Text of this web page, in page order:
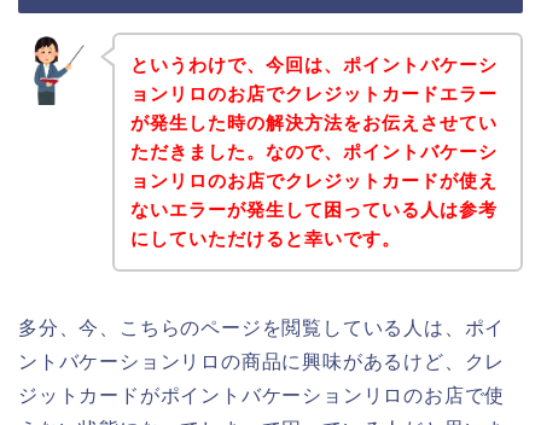
というわけで、今回は、ポイントバケーシ
ョンリロのお店でクレジットカードエラー
が発生した時の解決方法をお伝えさせてい
ただきました。なので、ポイントバケーシ
ョンリロのお店でクレジットカードが使え
ないエラーが発生して困っている人は参考
にしていただけると幸いです。
多分、今、こちらのページを閲覧している人は、ポイ
ントバケーションリロの商品に興味があるけど、クレ
ジットカードがポイントバケーションリロのお店で使